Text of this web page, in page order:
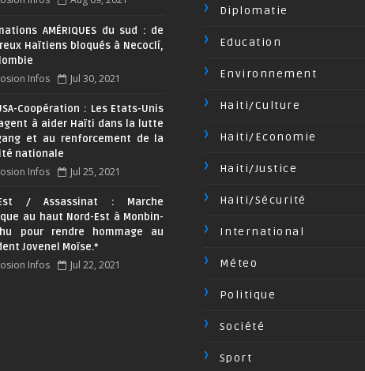
AMÉRIQUES du sud : de
Haïtiens bloqués à Necoclí,
Infos Jul 30, 2021
Coopération : Les Etats-Unis
à aider Haïti dans la lutte
et au renforcement de la
nationale
Infos Jul 25, 2021
/ Assassinat : Marche
au haut Nord-Est à Monbin-
pour rendre hommage au
Jovenel Moïse.*
Infos Jul 22, 2021
Diplomatie
Education
Environnement
Haiti/Culture
Haiti/Economie
Haiti/Justice
Haiti/Sécurité
International
Méteo
Politique
Société
Sport